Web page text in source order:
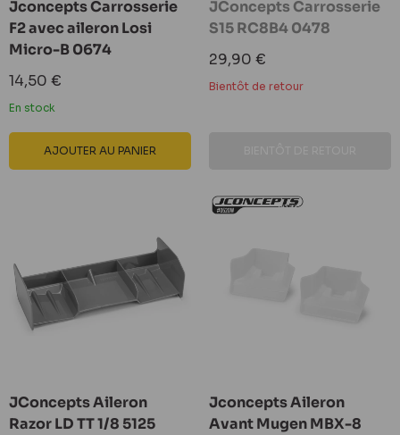
Jconcepts Carrosserie
F2 avec aileron Losi
Micro-B 0674
Prix
réduit
14,50 €
En stock
AJOUTER AU PANIER
JConcepts Carrosserie
S15 RC8B4 0478
Prix
réduit
29,90 €
Bientôt de retour
JConcepts Aileron
Razor LD TT 1/8 5125
Jconcepts Aileron
Avant Mugen MBX-8